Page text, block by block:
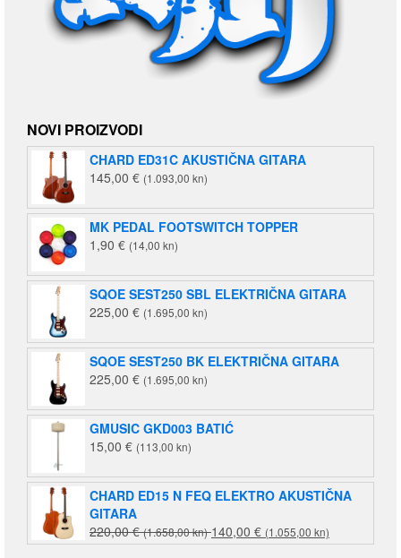
NOVI PROIZVODI
CHARD ED31C AKUSTIČNA GITARA
145,00 € (1.093,00 kn)
MK PEDAL FOOTSWITCH TOPPER
1,90 € (14,00 kn)
SQOE SEST250 SBL ELEKTRIČNA GITARA
225,00 € (1.695,00 kn)
SQOE SEST250 BK ELEKTRIČNA GITARA
225,00 € (1.695,00 kn)
GMUSIC GKD003 BATIĆ
15,00 € (113,00 kn)
CHARD ED15 N FEQ ELEKTRO AKUSTIČNA
GITARA
220,00€ (1.658,00 kn)Izvorna
cijena
140,00 € (1.055,00 kn)
cijena